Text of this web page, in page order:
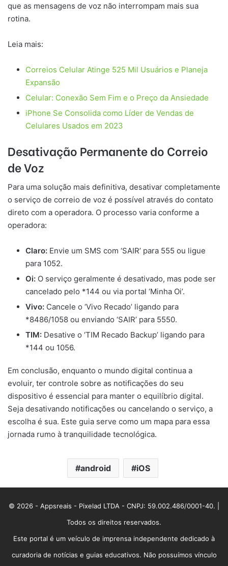
que as mensagens de voz não interrompam mais sua
rotina.
Leia mais:
Correios Celular Atinge 525 Mil Usuários e Planeja
Expansão
Celular: Conexão Sem Fim e o Preço da Ansiedade
iPhone Se Consolida como Líder de Vendas de
Celulares Usados em 2023
Desativação Permanente do Correio
de Voz
Para uma solução mais definitiva, desativar completamente
o serviço de correio de voz é possível através do contato
direto com a operadora. O processo varia conforme a
operadora:
Claro: Envie um SMS com ‘SAIR’ para 555 ou ligue
para 1052.
Oi: O serviço geralmente é desativado, mas pode ser
cancelado pelo *144 ou via portal ‘Minha Oi’.
Vivo: Cancele o ‘Vivo Recado’ ligando para
*8486/1058 ou enviando ‘SAIR’ para 5550.
TIM: Desative o ‘TIM Recado Backup’ ligando para
*144 ou 1056.
Em conclusão, enquanto o mundo digital continua a
evoluir, ter controle sobre as notificações do seu
dispositivo é essencial para manter o equilíbrio digital.
Seja desativando notificações ou cancelando o serviço, a
escolha é sua. Este guia serve como um mapa para essa
jornada rumo à tranquilidade tecnológica.
android iOS
© 2026 - Appsreais - Pixelad LTDA - CNPJ: 59.002.486/0001-40. |
Todos os direitos reservados.
Este portal é um veículo de imprensa independente dedicado à
curadoria de notícias e guias educativos. Não possuímos vínculo